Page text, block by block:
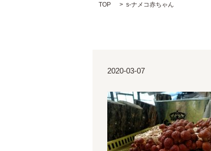
TOP s-ナメコ赤ちゃん
2020-03-07